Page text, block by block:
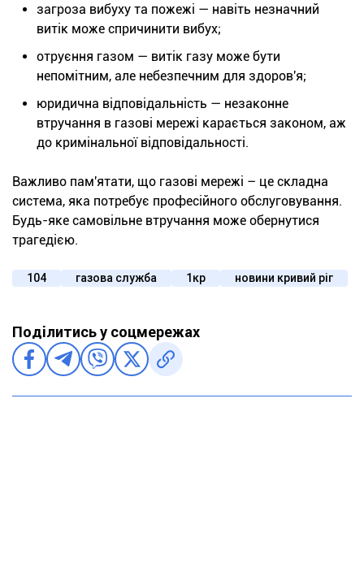
загроза вибуху та пожежі — навіть незначний
витік може спричинити вибух;
отруєння газом — витік газу може бути
непомітним, але небезпечним для здоров'я;
юридична відповідальність — незаконне
втручання в газові мережі карається законом, аж
до кримінальної відповідальності.
Важливо пам'ятати, що газові мережі – це складна
система, яка потребує професійного обслуговування.
Будь-яке самовільне втручання може обернутися
трагедією.
104 газова служба 1кр новини кривий ріг
Поділитись у соцмережах